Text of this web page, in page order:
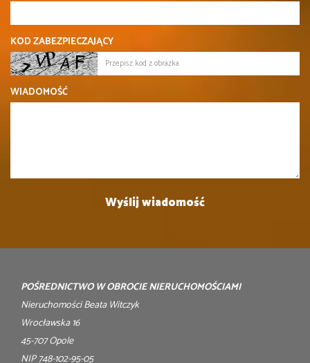
KOD ZABEZPIECZAJĄCY
WIADOMOŚĆ
POŚREDNICTWO W OBROCIE NIERUCHOMOŚCIAMI
Nieruchomości Beata Witczyk
Wrocławska 16
45-707 Opole
NIP 748-102-95-05